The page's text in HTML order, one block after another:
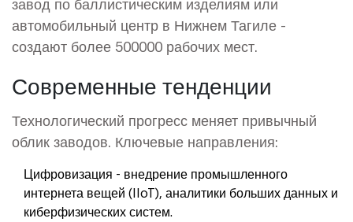
автомобильный центр в Нижнем Тагиле -
создают более 500000 рабочих мест.
Современные тенденции
Технологический прогресс меняет привычный
облик заводов. Ключевые направления:
Цифровизация - внедрение промышленного
интернета вещей (IIoT), аналитики больших данных и
киберфизических систем.